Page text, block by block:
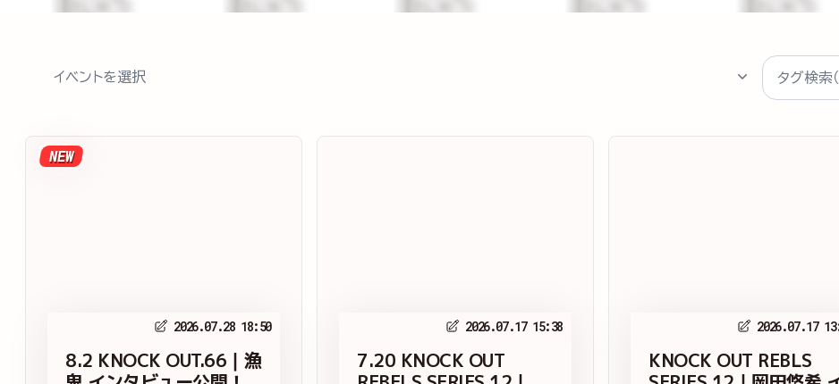
イベントを選択
タグ検索
NEW
2026.07.28 18:50
8.2 KNOCK OUT.66｜漁
2026.07.17 15:38
7.20 KNOCK OUT
2026.07.17
KNOCK OUT REBLS